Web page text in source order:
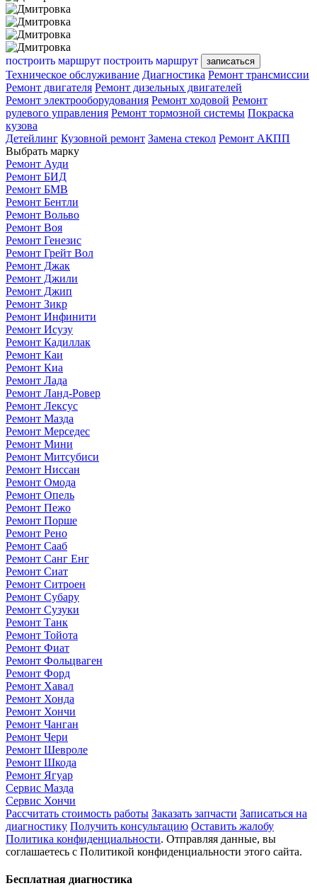
построить маршрут построить маршрут записаться
Техническое обслуживание Диагностика Ремонт трансмиссии
Ремонт двигателя Ремонт дизельных двигателей
Ремонт электрооборудования Ремонт ходовой Ремонт
рулевого управления Ремонт тормозной системы Покраска
кузова
Детейлинг Кузовной ремонт Замена стекол Ремонт АКПП
Выбрать марку
Ремонт Ауди
Ремонт БИД
Ремонт БМВ
Ремонт Бентли
Ремонт Вольво
Ремонт Воя
Ремонт Генезис
Ремонт Грейт Вол
Ремонт Джак
Ремонт Джили
Ремонт Джип
Ремонт Зикр
Ремонт Инфинити
Ремонт Исузу
Ремонт Кадиллак
Ремонт Каи
Ремонт Киа
Ремонт Лада
Ремонт Ланд-Ровер
Ремонт Лексус
Ремонт Мазда
Ремонт Мерседес
Ремонт Мини
Ремонт Митсубиси
Ремонт Ниссан
Ремонт Омода
Ремонт Опель
Ремонт Пежо
Ремонт Порше
Ремонт Рено
Ремонт Сааб
Ремонт Санг Енг
Ремонт Сиат
Ремонт Ситроен
Ремонт Субару
Ремонт Сузуки
Ремонт Танк
Ремонт Тойота
Ремонт Фиат
Ремонт Фольцваген
Ремонт Форд
Ремонт Хавал
Ремонт Хонда
Ремонт Хончи
Ремонт Чанган
Ремонт Чери
Ремонт Шевроле
Ремонт Шкода
Ремонт Ягуар
Сервис Мазда
Сервис Хончи
Рассчитать стоимость работы Заказать запчасти Записаться на
диагностику Получить консультацию Оставить жалобу
Политика конфиденциальности. Отправляя данные, вы
соглашаетесь с Политикой конфиденциальности этого сайта.
Бесплатная диагностика